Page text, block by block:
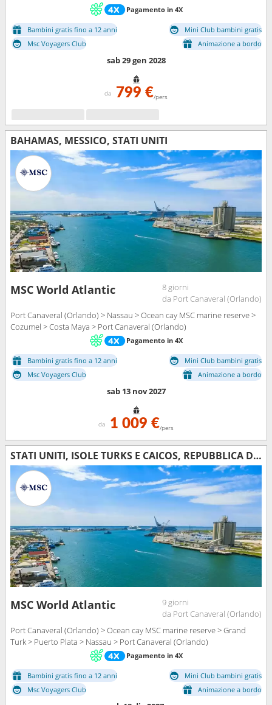
Pagamento in 4X
Bambini gratis fino a 12 anni
Mini Club bambini gratis
Msc Voyagers Club
Animazione a bordo
sab 29 gen 2028
da 799 €/pers
BAHAMAS, MESSICO, STATI UNITI
MSC World Atlantic
8 giorni
da Port Canaveral (Orlando)
Port Canaveral (Orlando) > Nassau > Ocean cay MSC marine reserve >
Cozumel > Costa Maya > Port Canaveral (Orlando)
Pagamento in 4X
Bambini gratis fino a 12 anni
Mini Club bambini gratis
Msc Voyagers Club
Animazione a bordo
sab 13 nov 2027
da 1 009 €/pers
STATI UNITI, ISOLE TURKS E CAICOS, REPUBBLICA DOMINICANA, BAHAMAS
MSC World Atlantic
9 giorni
da Port Canaveral (Orlando)
Port Canaveral (Orlando) > Ocean cay MSC marine reserve > Grand
Turk > Puerto Plata > Nassau > Port Canaveral (Orlando)
Pagamento in 4X
Bambini gratis fino a 12 anni
Mini Club bambini gratis
Msc Voyagers Club
Animazione a bordo